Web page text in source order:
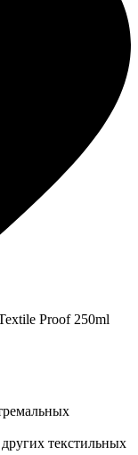
Proof 250ml
текстильных